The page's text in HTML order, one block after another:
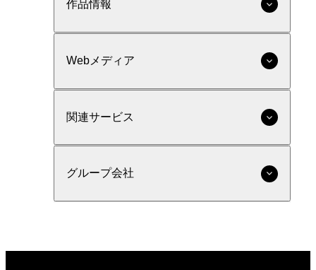
作品情報
Webメディア
関連サービス
グループ会社